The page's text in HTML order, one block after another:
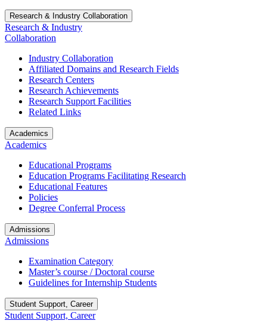
Research & Industry Collaboration
Research & Industry
Collaboration
Industry Collaboration
Affiliated Domains and Research Fields
Research Centers
Research Achievements
Research Support Facilities
Related Links
Academics
Academics
Educational Programs
Education Programs Facilitating Research
Educational Features
Policies
Degree Conferral Process
Admissions
Admissions
Examination Category
Master’s course / Doctoral course
Guidelines for Internship Students
Student Support, Career
Student Support, Career